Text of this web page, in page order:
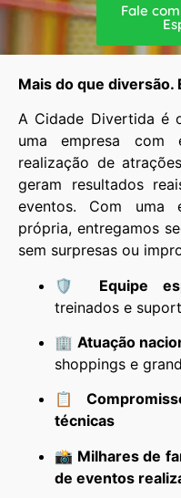
Fale
Mais do que diversão.
A Cidade Divertida é
uma empresa com
realização de
geram resultados
eventos. Com uma
própria, entregamos
sem surpresas ou
🛡️ Equipe
treinados e
🏢Atuação
shoppings e
📋
técnicas
📸 Milhares de
de eventos